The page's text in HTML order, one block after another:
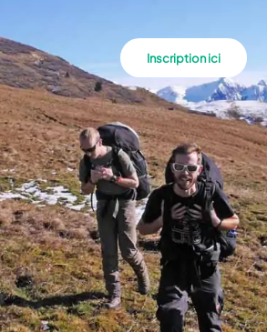
Inscription ici